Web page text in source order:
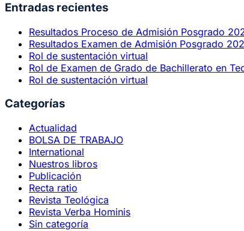
Entradas recientes
Resultados Proceso de Admisión Posgrado
Resultados Examen de Admisión Posgrado
Rol de sustentación virtual
Rol de Examen de Grado de Bachillerato en
Rol de sustentación virtual
Categorías
Actualidad
BOLSA DE TRABAJO
International
Nuestros libros
Publicación
Recta ratio
Revista Teológica
Revista Verba Hominis
Sin categoría